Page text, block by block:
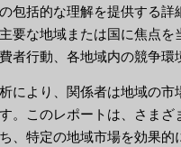
包括的な理解を提供する
要な地域または国に焦点
者行動、各地域内の競争環
により、関係者は地域の
。このレポートは、さま
、特定の地域市場を効果